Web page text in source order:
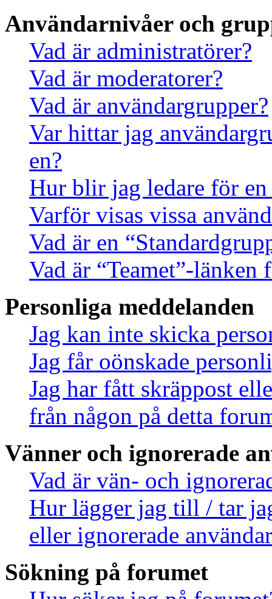
Användarnivåer och
Vad är administratörer?
Vad är moderatorer?
Vad är användargrupper?
Var hittar jag
en?
Hur blir jag ledare för en
Varför visas vissa
Vad är en
Vad är “Teamet”-länken
Personliga meddelanden
Jag kan inte skicka
Jag får oönskade
Jag har fått skräppost
från någon på detta
Vänner och ignorerade
Vad är vän- och
Hur lägger jag till / tar
eller ignorerade
Sökning på forumet